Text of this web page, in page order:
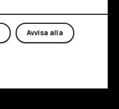
Avvisa alla